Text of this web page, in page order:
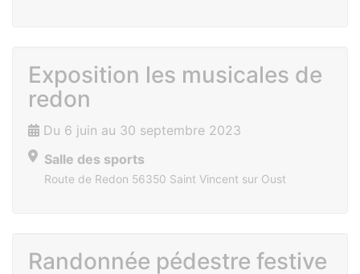
Exposition les musicales de
redon
Du 6 juin au 30 septembre 2023
Salle des sports
Route de Redon 56350 Saint Vincent sur Oust
Randonnée pédestre festive